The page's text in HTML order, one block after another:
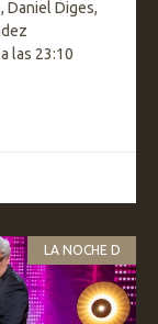
Daniel Diges,
las 23:10
LA NOCHE D